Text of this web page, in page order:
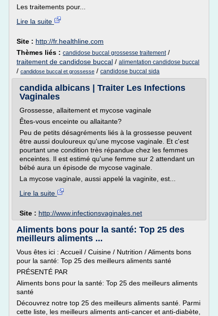
Les traitements pour...
Lire la suite
Site : http://fr.healthline.com
Thèmes liés : candidose buccal grossesse traitement/
traitement de candidose buccal / alimentation candidose buccal
/ candidose buccal et grossesse / candidose buccal sida
candida albicans | Traiter Les Infections
Vaginales
Grossesse, allaitement et mycose vaginale
Êtes-vous enceinte ou allaitante?
Peu de petits désagréments liés à la grossesse peuvent
être aussi douloureux qu'une mycose vaginale. Et c'est
pourtant une condition très répandue chez les femmes
enceintes. Il est estimé qu'une femme sur 2 attendant un
bébé aura un épisode de mycose vaginale.
La mycose vaginale, aussi appelé la vaginite, est...
Lire la suite
Site : http://www.infectionsvaginales.net
Aliments bons pour la santé: Top 25 des
meilleurs aliments ...
Vous êtes ici : Accueil / Cuisine / Nutrition / Aliments bons
pour la santé: Top 25 des meilleurs aliments santé
PRÉSENTÉ PAR
Aliments bons pour la santé: Top 25 des meilleurs aliments
santé
Découvrez notre top 25 des meilleurs aliments santé. Parmi
cette liste, les meilleurs aliments anti-cancer et anti-diabète,